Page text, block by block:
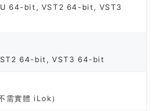
64-bit, VST2 64-bit, VST3
64-bit, VST3 64-bit
需實體 iLok）